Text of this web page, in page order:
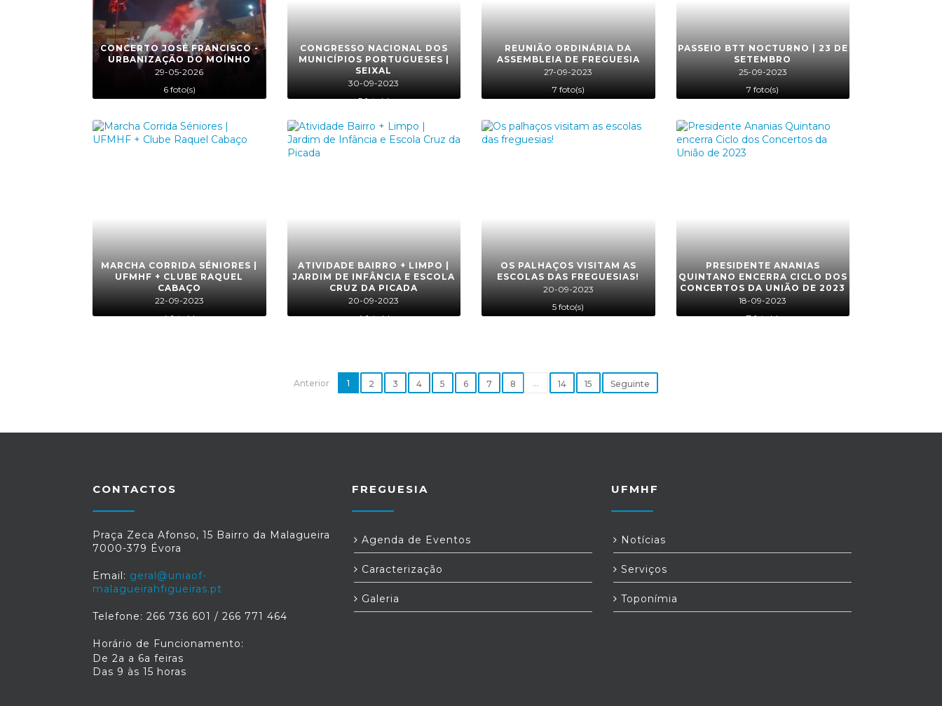
CONCERTO JOSÉ FRANCISCO -
URBANIZAÇÃO DO MOÍNHO
29-05-2026
6 foto(s)
CONGRESSO NACIONAL DOS
MUNICÍPIOS PORTUGUESES |
SEIXAL
30-09-2023
5 foto(s)
REUNIÃO ORDINÁRIA DA
ASSEMBLEIA DE FREGUESIA
27-09-2023
7 foto(s)
PASSEIO BTT NOCTURNO | 23 DE
SETEMBRO
25-09-2023
7 foto(s)
MARCHA CORRIDA SÉNIORES |
UFMHF + CLUBE RAQUEL
CABAÇO
22-09-2023
4 foto(s)
ATIVIDADE BAIRRO + LIMPO |
JARDIM DE INFÂNCIA E ESCOLA
CRUZ DA PICADA
20-09-2023
4 foto(s)
OS PALHAÇOS VISITAM AS
ESCOLAS DAS FREGUESIAS!
20-09-2023
5 foto(s)
PRESIDENTE ANANIAS
QUINTANO ENCERRA CICLO DOS
CONCERTOS DA UNIÃO DE 2023
18-09-2023
7 foto(s)
Anterior 1 2 3 4 5 6 7 8 ... 14 15 Seguinte
CONTACTOS
Praça Zeca Afonso, 15 Bairro da Malagueira
7000-379 Évora
Email: geral@uniaof-
malagueirahfigueiras.pt
Telefone: 266 736 601 / 266 771 464
Horário de Funcionamento:
De 2a a 6a feiras
Das 9 às 15 horas
FREGUESIA
Agenda de Eventos
Caracterização
Galeria
UFMHF
Notícias
Serviços
Toponímia